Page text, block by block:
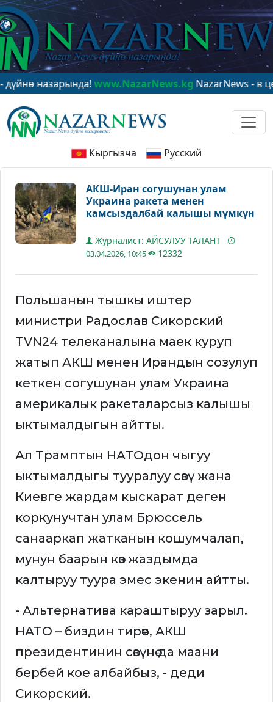
назарында!www.NazarNews.kgNazarNews - в центре
Кыргызча Русский
АКШ-Иран согушунан улам
Украина ракета менен
камсыздалбай калышы мүмкүн
Журналист: АЙСУЛУУ ТАЛАНТ
03.04.2026, 10:45 12332
Польшанын тышкы иштер
министри Радослав Сикорский
TVN24 телеканалына маек куруп
жатып АКШ менен Ирандын созулуп
кеткен согушунан улам Украина
америкалык ракеталарсыз калышы
ыктымалдыгын айтты.
Ал Трамптын НАТОдон чыгуу
ыктымалдыгы тууралуу сөзү жана
Киевге жардам кыскарат деген
коркунучтан улам Брюссель
санааркап жатканын кошумчалап,
мунун баарын көз жаздымда
калтыруу туура эмес экенин айтты.
- Альтернатива караштыруу зарыл.
НАТО – биздин тирөөч, АКШ
президентинин сөзүнө да маани
бербей кое албайбыз, - деди
Сикорский.